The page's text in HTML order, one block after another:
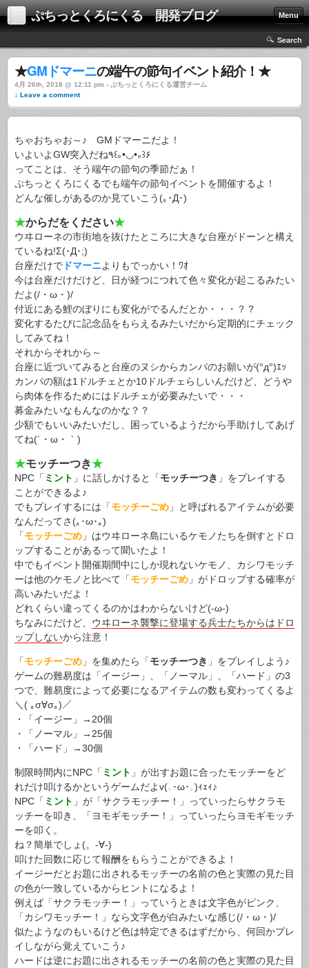
ぷちっとくろにくる 開発ブログ Menu
Search
★GMドマーニの端午の節句イベント紹介！★
4月 26th, 2018 @ 12:11 pm › ぷちっとくろにくる運営チーム
↓ Leave a comment
ちゃおちゃお～♪ GMドマーニだよ！
いよいよGW突入だね٩꒰｡•◡•｡꒱۶
ってことは、そう端午の節句の季節だぁ！
ぷちっとくろにくるでも端午の節句イベントを開催するよ！
どんな催しがあるのか見ていこう(｡･Д･)ゞ
★からだをください★
ウヰローネの市街地を抜けたところに大きな台座がドーンと構え
ているね!Σ(･Д･;)
台座だけで ドマーニよりもでっかい！ﾜｵ
今は台座だけだけど、日が経つにつれて色々変化が起こるみたい
だよ(/・ω・)/
付近にある鯉のぼりにも変化がでるんだとか・・・？？
変化するたびに記念品をもらえるみたいだから定期的にチェック
してみてね！
それからそれから～
台座に近づいてみると台座のヌシからカンパのお願いが(°д°)ｴｯ
カンパの額は1ドルチェとか10ドルチェらしいんだけど、どうや
ら肉体を作るためにはドルチェが必要みたいで・・・
募金みたいなもんなのかな？？
少額でもいいみたいだし、困っているようだから手助けしてあげ
てね(´・ω・｀)
★モッチーつき★
NPC「 ミント 」に話しかけると「モッチーつき 」をプレイする
ことができるよ♪
でもプレイするには「モッチーごめ 」と呼ばれるアイテムが必要
なんだってさ(｡･ω･｡)
「モッチーごめ 」はウヰローネ島にいるケモノたちを倒すとドロ
ップすることがあるって聞いたよ！
中でもイベント開催期間中にしか現れないケモノ、カシワモッチ
ーは他のケモノと比べて「モッチーごめ 」がドロップする確率が
高いみたいだよ！
どれくらい違ってくるのかはわからないけど(-ω-)
ちなみにだけど、 ウヰローネ襲撃に登場する兵士たちからはドロ
ップしないから注意！
「モッチーごめ 」を集めたら「モッチーつき 」をプレイしよう♪
ゲームの難易度は「イージー」、「ノーマル」、「ハード」の3
つで、難易度によって必要になるアイテムの数も変わってくるよ
＼( ｡σ∀σ｡)／
・「イージー」→20個
・「ノーマル」→25個
・「ハード」→30個
制限時間内にNPC「 ミント 」が出すお題に合ったモッチーをど
れだけ叩けるかというゲームだよv(｡ ･ω･｡)ｨｪｨ♪
NPC「 ミント 」が「サクラモッチー！」っていったらサクラモ
ッチーを叩き、「ヨモギモッチー！」っていったらヨモギモッチ
ーを叩く。
ね？簡単でしょ(。-∀-)
叩けた回数に応じて報酬をもらうことができるよ！
イージーだとお題に出されるモッチーの名前の色と実際の見た目
の色が一致しているからヒントになるよ！
例えば「サクラモッチー！」っていうときは文字色がピンク、
「カシワモッチー！」なら文字色が白みたいな感じ(/・ω・)/
似たようなのもいるけど色は特定できるはずだから、何回かプレ
イしながら覚えていこう♪
ハードは逆にお題に出されるモッチーの名前の色と実際の見た目